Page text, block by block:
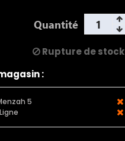
Quantité
Rupture de stock
:
5